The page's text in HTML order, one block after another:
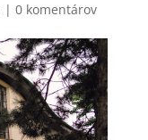
| 0 komentárov